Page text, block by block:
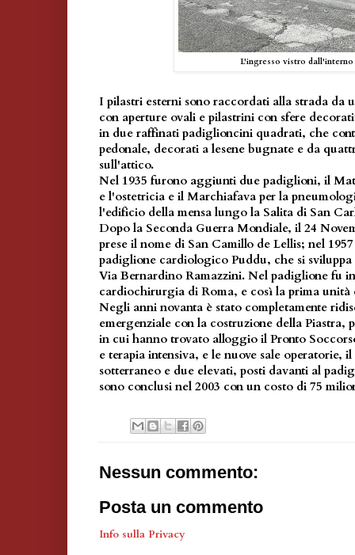
L'ingresso vistro dall'interno
I pilastri esterni sono raccordati alla strada da
con aperture ovali e pilastrini con sfere
in due raffinati padiglioncini quadrati, che
pedonale, decorati a lesene bugnate e da
sull'attico.
Nel 1935 furono aggiunti due padiglioni, il
e l'ostetricia e il Marchiafava per la
l'edificio della mensa lungo la Salita di San
Dopo la Seconda Guerra Mondiale, il 24
prese il nome di San Camillo de Lellis; nel
padiglione cardiologico Puddu, che si sviluppa
Via Bernardino Ramazzini. Nel padiglione fu
cardiochirurgia di Roma, e così la prima unità
Negli anni novanta è stato completamente
emergenziale con la costruzione della Piastra,
in cui hanno trovato alloggio il Pronto
e terapia intensiva, e le nuove sale operatorie,
sotterraneo e due elevati, posti davanti al
sono conclusi nel 2003 con un costo di 75
Nessun commento:
Posta un commento
Info sulla Privacy